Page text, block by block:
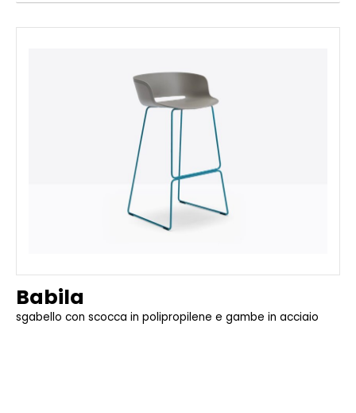
Babila
sgabello con scocca in polipropilene e gambe in acciaio